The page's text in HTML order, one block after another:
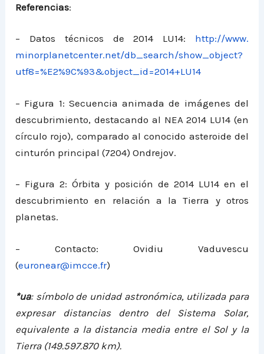
Referencias:
– Datos técnicos de 2014 LU14: http://www.
minorplanetcenter.net/db_search/show_object?
utf8=%E2%9C%93&object_id=2014+LU14
– Figura 1: Secuencia animada de imágenes del
descubrimiento, destacando al NEA 2014 LU14 (en
círculo rojo), comparado al conocido asteroide del
cinturón principal (7204) Ondrejov.
– Figura 2: Órbita y posición de 2014 LU14 en el
descubrimiento en relación a la Tierra y otros
planetas.
– Contacto: Ovidiu Vaduvescu
(euronear@imcce.fr)
*ua: símbolo de unidad astronómica, utilizada para
expresar distancias dentro del Sistema Solar,
equivalente a la distancia media entre el Sol y la
Tierra (149.597.870 km).